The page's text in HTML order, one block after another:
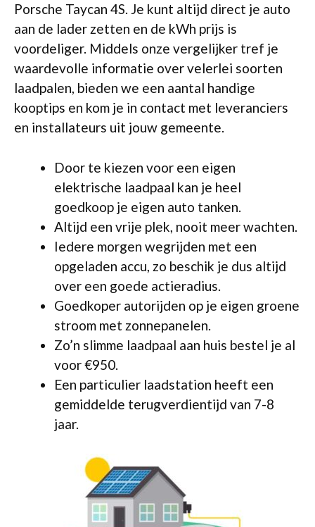
Porsche Taycan 4S. Je kunt altijd direct je auto
aan de lader zetten en de kWh prijs is
voordeliger. Middels onze vergelijker tref je
waardevolle informatie over velerlei soorten
laadpalen, bieden we een aantal handige
kooptips en kom je in contact met leveranciers
en installateurs uit jouw gemeente.
Door te kiezen voor een eigen
elektrische laadpaal kan je heel
goedkoop je eigen auto tanken.
Altijd een vrije plek, nooit meer wachten.
Iedere morgen wegrijden met een
opgeladen accu, zo beschik je dus altijd
over een goede actieradius.
Goedkoper autorijden op je eigen groene
stroom met zonnepanelen.
Zo’n slimme laadpaal aan huis bestel je al
voor €950.
Een particulier laadstation heeft een
gemiddelde terugverdientijd van 7-8
jaar.